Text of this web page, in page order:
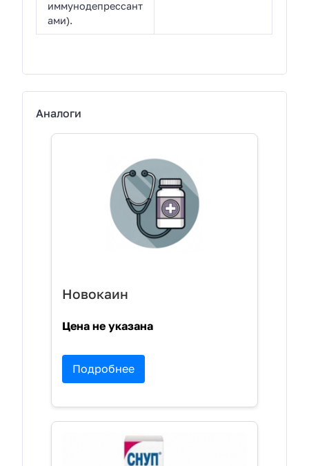
иммунодепрессант
ами).
Аналоги
Новокаин
Цена не указана
Подробнее